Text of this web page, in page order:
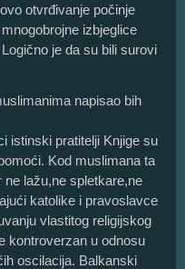
otvrđivanje počinje
izbjeglice
je da su bili surovi
napisao bih
istinski pratitelji Knjige su
Kod muslimana ta
ne lažu,ne spletkare,ne
katolike i pravoslavce
vlastitog religijskog
kontroverzan u odnosu
oscilacija. Balkanski